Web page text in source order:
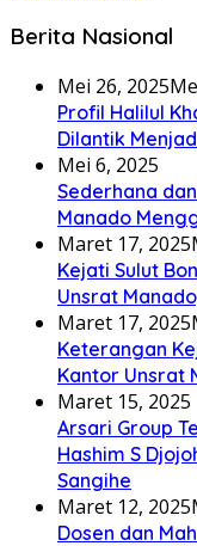
Berita Nasional
Mei 26, 2025
Profil Halilul
Dilantik
Mei 6, 2025
Sederhana
Manado
Maret 17, 2025
Kejati Sulut
Unsrat
Maret 17, 2025
Keterangan
Kantor Unsrat
Maret 15, 2025
Arsari Group
Hashim S
Sangihe
Maret 12, 2025
Dosen dan